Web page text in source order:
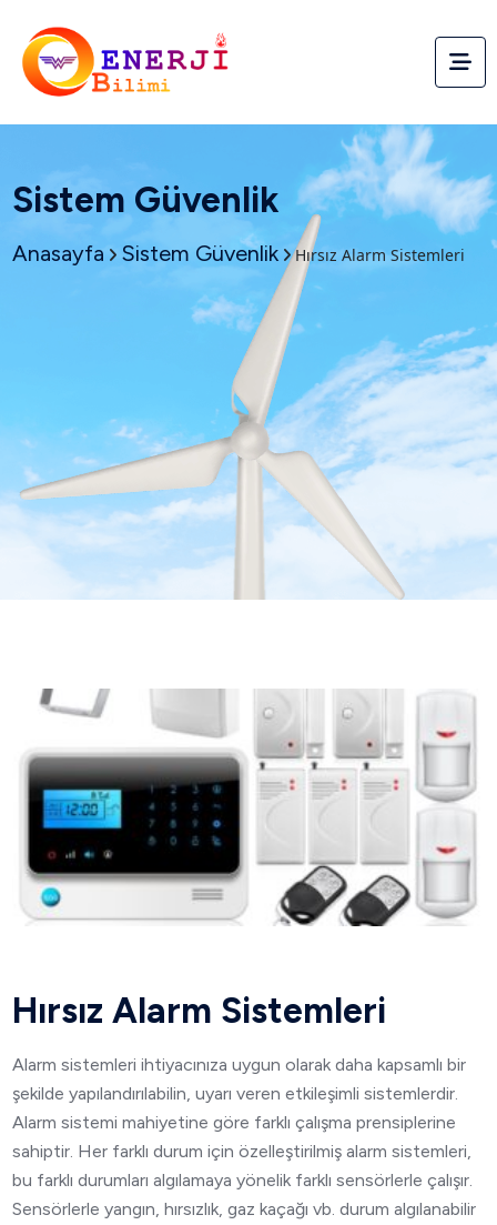
Sistem Güvenlik
Anasayfa Sistem Güvenlik Hırsız Alarm Sistemleri
Hırsız Alarm Sistemleri
Alarm sistemleri ihtiyacınıza uygun olarak daha kapsamlı bir
şekilde yapılandırılabilin, uyarı veren etkileşimli sistemlerdir.
Alarm sistemi mahiyetine göre farklı çalışma prensiplerine
sahiptir. Her farklı durum için özelleştirilmiş alarm sistemleri,
bu farklı durumları algılamaya yönelik farklı sensörlerle çalışır.
Sensörlerle yangın, hırsızlık, gaz kaçağı vb. durum algılanabilir